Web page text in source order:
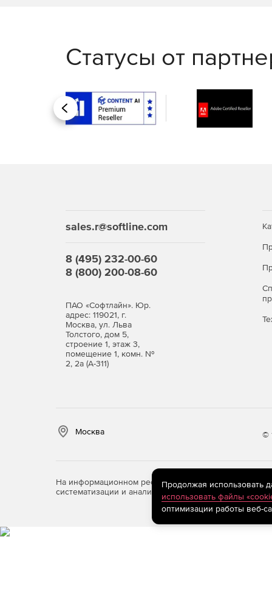
Статусы от
Назад
sales.r@softline.com
8 (495) 232-00-60
8 (800) 200-08-60
ПАО «Софтлайн». Юр.
адрес: 119021, г.
Москва, ул. Льва
Толстого, дом 5,
строение 1, этаж 3,
помещение 1, комн. №
2, 2а (А-311)
Москва ©
На информационном ресурсе store.softline.ru
систематизации и анализа сведений, относящихся
Продолжая использовать
использовать файлы
оптимизации работы веб-